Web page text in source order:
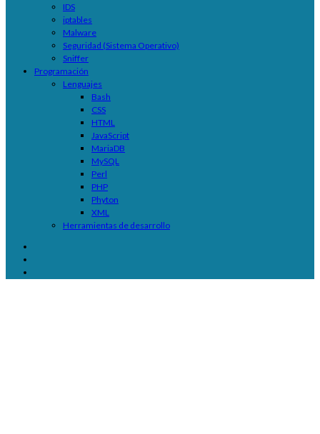
IDS
iptables
Malware
Seguridad (Sistema Operativo)
Sniffer
Programación
Lenguajes
Bash
CSS
HTML
JavaScript
MariaDB
MySQL
Perl
PHP
Phyton
XML
Herramientas de desarrollo